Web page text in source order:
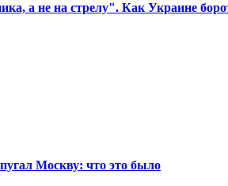
а не на стрелу". Как Украине
Москву: что это было